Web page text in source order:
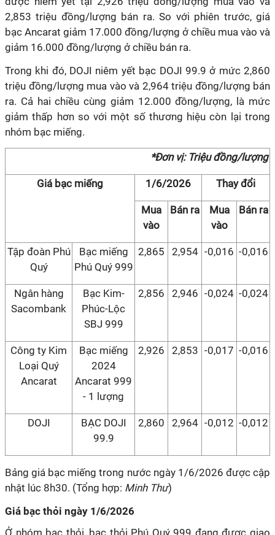
2,853 triệu đồng/lượng bán ra. So với phiên trước, giá
bạc Ancarat giảm 17.000 đồng/lượng ở chiều mua vào và
giảm 16.000 đồng/lượng ở chiều bán ra.
Trong khi đó, DOJI niêm yết bạc DOJI 99.9 ở mức 2,860
triệu đồng/lượng mua vào và 2,964 triệu đồng/lượng bán
ra. Cả hai chiều cùng giảm 12.000 đồng/lượng, là mức
giảm thấp hơn so với một số thương hiệu còn lại trong
nhóm bạc miếng.
*Đơn vị: Triệu đồng/lượng
Giá bạc miếng 1/6/2026 Thay đổi
Mua
vào
Bán ra
Mua
vào
Bán ra
Tập đoàn Phú
Quý
Bạc miếng
Phú Quý 999
2,865 2,954 -0,016 -0,016
Ngân hàng
Sacombank
Bạc Kim-
Phúc-Lộc
SBJ 999
2,856 2,946 -0,024 -0,024
Công ty Kim
Loại Quý
Ancarat
Bạc miếng
2024
Ancarat 999
- 1 lượng
2,926 2,853 -0,017 -0,016
DOJI
BẠC DOJI
99.9
2,860 2,964 -0,012 -0,012
Bảng giá bạc miếng trong nước ngày 1/6/2026 được cập
nhật lúc 8h30. (Tổng hợp: Minh Thư)
Giá bạc thỏi ngày 1/6/2026
Ở nhóm bạc thỏi, bạc thỏi Phú Quý 999 đang được giao